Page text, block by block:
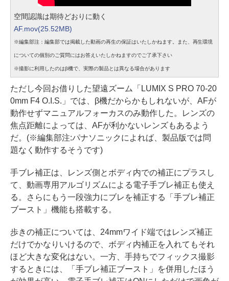
空間認識は期待どおりに動く
AF.mov(25.52MB)
※編集部注：編集部では掲載した動画の再生の保証はいたしかねます。また、再生環境
についての個別のご質問にはお答えいたしかねますのでご了承下さい
※撮影に利用したのはβ機で、実際の製品とは異なる場合があります
ただし今回お借りした望遠ズーム「LUMIX S PRO 70-20
0mm F4 O.I.S.」では、β機だからかもしれないが、AFが
動作せずマニュアルフォーカスのみ動作した。レンズの
焦点距離によっては、AFが利かないレンズもあるよう
だ。(※編集部注:パナソニックによれば、製品版では問
題なく動作するそうです)
手ブレ補正は、レンズ側とボディ内での補正にプラスし
て、動画専用アルゴリズムによる電子手ブレ補正も使え
る。さらにもう一段強力にブレを補正する「手ブレ補正
ブースト」機能も搭載する。
歩きの補正については、24mmワイド端ではレンズ補正
だけでかなりいけるので、ボディ内補正を入れてもそれ
ほど大きな変化はない。一方、手持ちでフィックス撮影
するときには、「手ブレ補正ブースト」を併用したほう